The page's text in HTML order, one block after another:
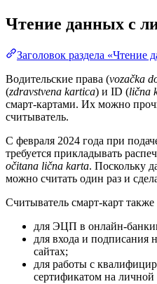
Чтение данных с
Заголовок раздела «Чтение
Водительские права (vozačka
(zdravstvena kartica) и ID (lična
смарт-картами. Их можно
считыватель.
С февраля 2024 года при
требуется прикладывать
očitana lična karta. Поскольку
можно считать один раз и
Считыватель смарт-карт также
для ЭЦП в онлайн-
для входа и подписания
сайтах;
для работы с
сертификатом на личной